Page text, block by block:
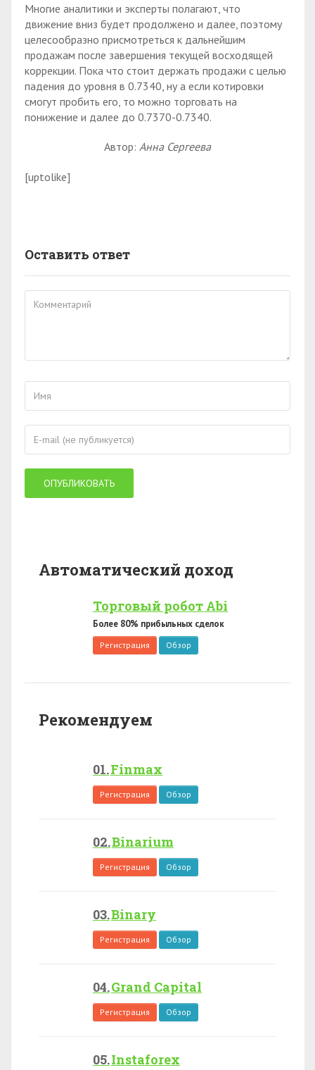
Многие аналитики и эксперты полагают, что
движение вниз будет продолжено и далее, поэтому
целесообразно присмотреться к дальнейшим
продажам после завершения текущей восходящей
коррекции. Пока что стоит держать продажи с целью
падения до уровня в 0.7340, ну а если котировки
смогут пробить его, то можно торговать на
понижение и далее до 0.7370-0.7340.
Автор: Анна Сергеева
[uptolike]
Оставить ответ
Автоматический доход
Торговый робот Abi
Более 80% прибыльных сделок
Регистрация Обзор
Рекомендуем
Finmax
Регистрация Обзор
Binarium
Регистрация Обзор
Binary
Регистрация Обзор
Grand Capital
Регистрация Обзор
Instaforex